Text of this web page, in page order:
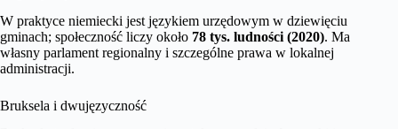
W praktyce niemiecki jest językiem urzędowym w dziewięciu
gminach; społeczność liczy około 78 tys. ludności (2020). Ma
własny parlament regionalny i szczególne prawa w lokalnej
administracji.
Bruksela i dwujęzyczność